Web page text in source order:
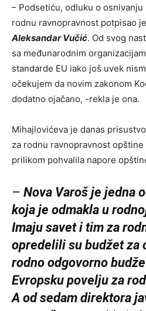
– Podsetiću, odluku o
rodnu ravnopravnost potpisao
Aleksandar Vučić. Od svog
sa međunarodnim
standarde EU iako još uvek
očekujem da novim zakonom
dodatno ojačano, -rekla je ona.
Mihajlovićeva je danas
za rodnu ravnopravnost opštine
prilikom pohvalila napore
– Nova Varoš je jedna
koja je odmakla u
Imaju savet i tim za
opredelili su budžet za
rodno odgovorno
Evropsku povelju za
A od sedam direktora